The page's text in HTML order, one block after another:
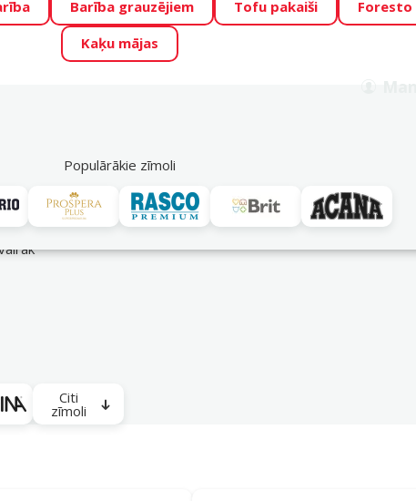
Zoo piedāvā lieliskas cenas mīluļu TOP barībām! 🍖 →
ŪSAIŅI”! Varbūt tieši Tavs mīlulis būs 2027. gada
Barība grauzējiem Tofu pakaiši
Foresto
Kaķu mājas
Populārākie zīmoli
Akciju piedāvājumi
daļas un aksesuāri
Citi
zīmoli